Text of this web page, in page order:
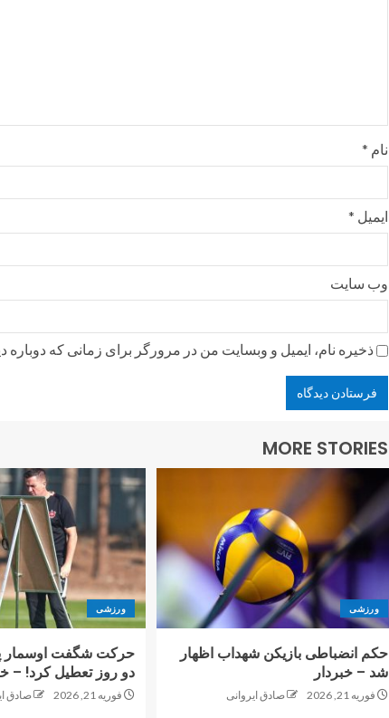
نام *
ایمیل *
وب‌ سایت
ذخیره نام، ایمیل و وبسایت من در مرورگر برای زمانی که
MORE STORIES
ورزشی
حکم انضباطی بازیکن شهداب اظهار
شد – خبردار
فوریه 21, 2026 صادق ایروانی
ورزشی
حرکت شگفت اوسمار
دو روز تعطیل کرد! –
فوریه 21, 2026 صادق